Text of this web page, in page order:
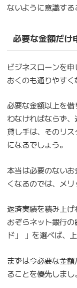
ないように意識する
必要な金額だけ
ビジネスローンを
おくのも通りやすく
必要な金額以上を
わなければならず、
貸し手は、そのリ
になるでしょう。
本当は必要のない
くなるのでは、メリ
返済実績を積み上
おぞらネット銀行
ド」
」を選べば、
まずは今必要な金
ることを優先しまし